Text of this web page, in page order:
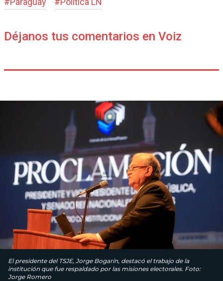
Déjanos tus comentarios en Voiz
El presidente del TSJE, Jorge Bogarín, destacó el trabajo de la
institución que fue respaldado por las misiones electorales. Foto:
Jorge Romero